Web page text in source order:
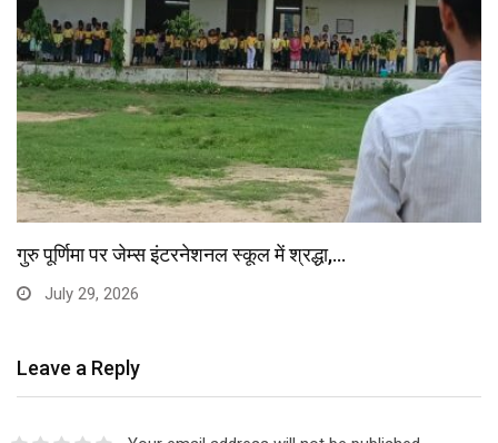
गुरु पूर्णिमा पर जेम्स इंटरनेशनल स्कूल में श्रद्धा,…
July 29, 2026
Leave a Reply